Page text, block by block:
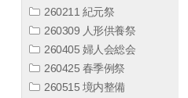
260211 紀元祭
260309 人形供養祭
260405 婦人会総会
260425 春季例祭
260515 境内整備